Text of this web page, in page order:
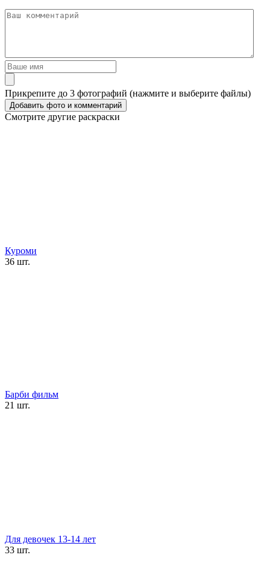
Прикрепите до 3 фотографий (нажмите и выберите файлы)
Смотрите другие раскраски
Куроми
36 шт.
Барби фильм
21 шт.
Для девочек 13-14 лет
33 шт.